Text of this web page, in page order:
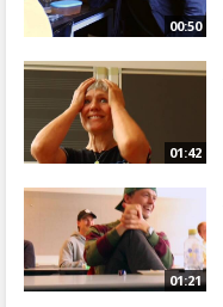
00:50
01:42
01:21